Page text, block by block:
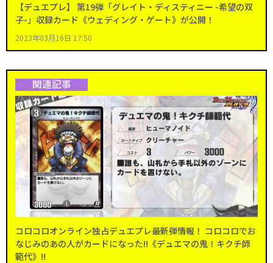
【デュエプレ】 第19弾「グレイト・ディスティニー -希望の双
子-」収録カード《ウェディング・ゲート》が公開！
2023年03月16日 17:50
関連記事
コロコロオンライン独占デュエプレ最新弾情報！ コロコロでお
なじみのあの人がカードになった!!《デュエマの鬼！キクチ師
範代》!!